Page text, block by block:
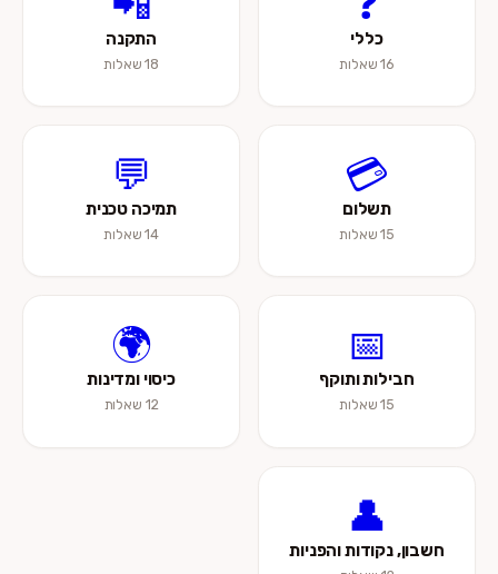
כללי
16 שאלות
התקנה
18 שאלות
💳
תשלום
15 שאלות
💬
תמיכה טכנית
14 שאלות
📅
חבילות ותוקף
15 שאלות
🌍
כיסוי ומדינות
12 שאלות
👤
חשבון, נקודות והפניות